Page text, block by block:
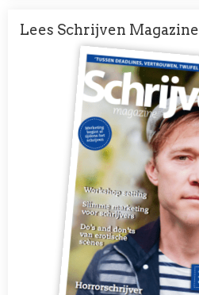
Lees Schrijven Magazine
Afbeelding